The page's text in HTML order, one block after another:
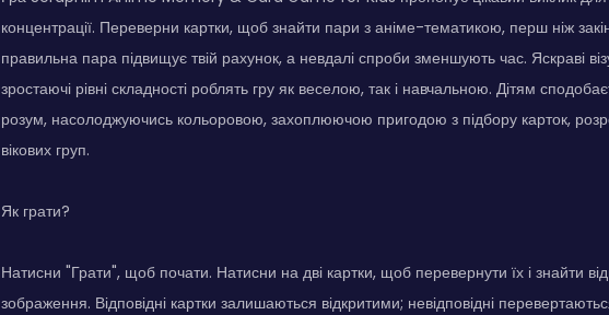
концентрації. Переверни картки, щоб знайти пари з аніме-тематикою, перш ніж
правильна пара підвищує твій рахунок, а невдалі спроби зменшують час. Яскраві
зростаючі рівні складності роблять гру як веселою, так і навчальною. Дітям
розум, насолоджуючись кольоровою, захоплюючою пригодою з підбору карток,
вікових груп.
Як грати?
Натисни "Грати", щоб почати. Натисни на дві картки, щоб перевернути їх і знайти
зображення. Відповідні картки залишаються відкритими; невідповідні